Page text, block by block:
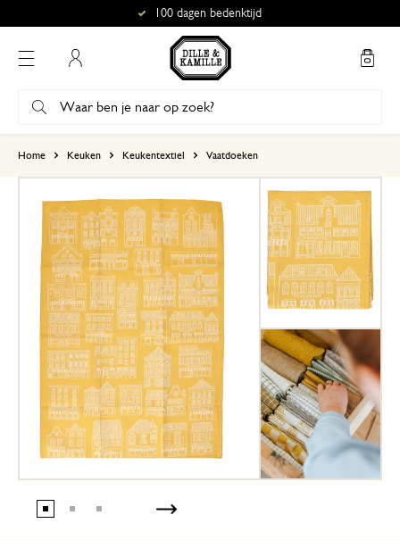
100 dagen bedenktijd
Home Keuken Keukentextiel Vaatdoeken